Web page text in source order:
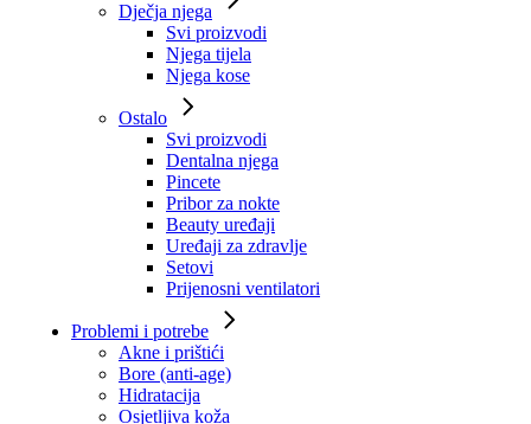
Dječja njega
Svi proizvodi
Njega tijela
Njega kose
Ostalo
Svi proizvodi
Dentalna njega
Pincete
Pribor za nokte
Beauty uređaji
Uređaji za zdravlje
Setovi
Prijenosni ventilatori
Problemi i potrebe
Akne i prištići
Bore (anti-age)
Hidratacija
Osjetljiva koža